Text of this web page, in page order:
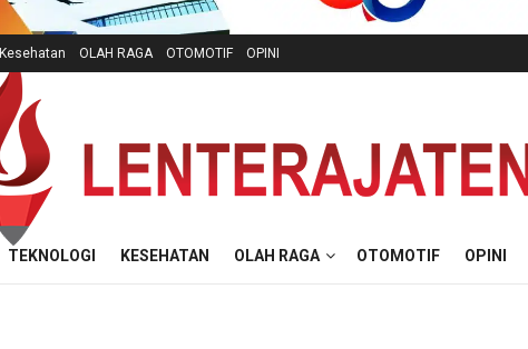
Kesehatan OLAH RAGA OTOMOTIF OPINI
TEKNOLOGI KESEHATAN OLAH RAGA OTOMOTIF OPINI